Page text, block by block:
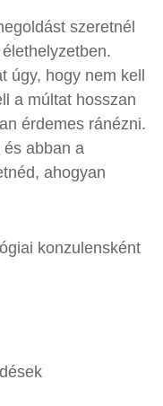
szeretnél
úgy, hogy nem kell
a múltat hosszan
érdemes ránézni.
és abban a
ahogyan
konzulensként